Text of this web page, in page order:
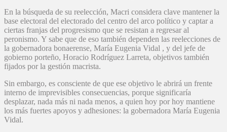
En la búsqueda de su reelección, Macri considera clave mantener la
base electoral del electorado del centro del arco político y captar a
ciertas franjas del progresismo que se resistan a regresar al
peronismo. Y sabe que de eso también dependen las reelecciones de
la gobernadora bonaerense, María Eugenia Vidal , y del jefe de
gobierno porteño, Horacio Rodríguez Larreta, objetivos también
fijados por la gestión macrista.
Sin embargo, es consciente de que ese objetivo le abrirá un frente
interno de imprevisibles consecuencias, porque significaría
desplazar, nada más ni nada menos, a quien hoy por hoy mantiene
los más fuertes apoyos y adhesiones: la gobernadora María Eugenia
Vidal.